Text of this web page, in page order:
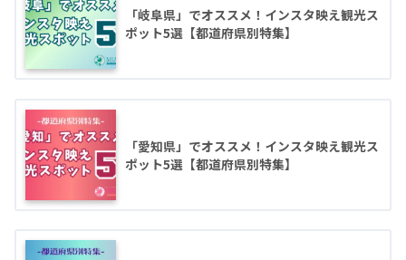
「岐阜県」でオススメ！インスタ映え観光ス
ポット5選【都道府県別特集】
「愛知県」でオススメ！インスタ映え観光ス
ポット5選【都道府県別特集】